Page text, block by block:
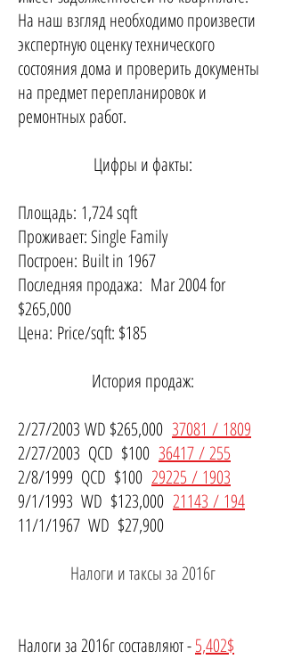
На наш взгляд необходимо произвести
экспертную оценку технического
состояния дома и проверить документы
на предмет перепланировок и
ремонтных работ.
Цифры и факты:
Площадь: 1,724 sqft
Проживает: Single Family
Построен: Built in 1967
Последняя продажа: Mar 2004 for
$265,000
Цена: Price/sqft: $185
История продаж:
2/27/2003 WD $265,000 37081 / 1809
2/27/2003 QCD $100 36417 / 255
2/8/1999 QCD $100 29225 / 1903
9/1/1993 WD $123,000 21143 / 194
11/1/1967 WD $27,900
Налоги и таксы за 2016г
Налоги за 2016г составляют -5,402$